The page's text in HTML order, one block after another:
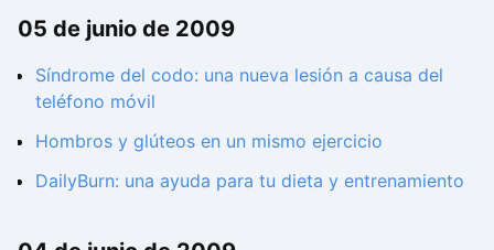
05 de junio de 2009
Síndrome del codo: una nueva lesión a causa del
teléfono móvil
Hombros y glúteos en un mismo ejercicio
DailyBurn: una ayuda para tu dieta y entrenamiento